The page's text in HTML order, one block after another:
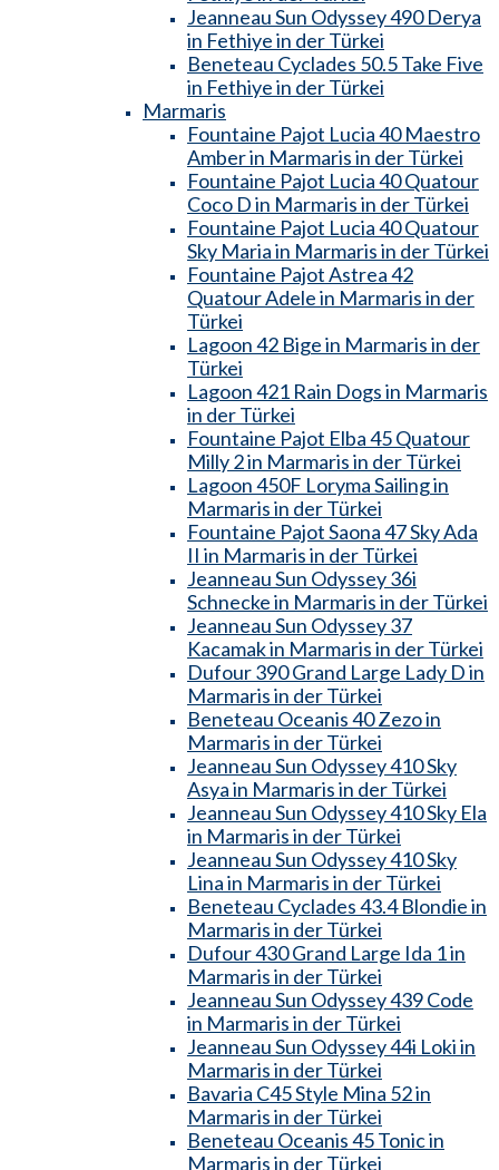
Jeanneau Sun Odyssey 490 Derya
in Fethiye in der Türkei
Beneteau Cyclades 50.5 Take Five
in Fethiye in der Türkei
Marmaris
Fountaine Pajot Lucia 40 Maestro
Amber in Marmaris in der Türkei
Fountaine Pajot Lucia 40 Quatour
Coco D in Marmaris in der Türkei
Fountaine Pajot Lucia 40 Quatour
Sky Maria in Marmaris in der Türkei
Fountaine Pajot Astrea 42
Quatour Adele in Marmaris in der
Türkei
Lagoon 42 Bige in Marmaris in der
Türkei
Lagoon 421 Rain Dogs in Marmaris
in der Türkei
Fountaine Pajot Elba 45 Quatour
Milly 2 in Marmaris in der Türkei
Lagoon 450F Loryma Sailing in
Marmaris in der Türkei
Fountaine Pajot Saona 47 Sky Ada
II in Marmaris in der Türkei
Jeanneau Sun Odyssey 36i
Schnecke in Marmaris in der Türkei
Jeanneau Sun Odyssey 37
Kacamak in Marmaris in der Türkei
Dufour 390 Grand Large Lady D in
Marmaris in der Türkei
Beneteau Oceanis 40 Zezo in
Marmaris in der Türkei
Jeanneau Sun Odyssey 410 Sky
Asya in Marmaris in der Türkei
Jeanneau Sun Odyssey 410 Sky Ela
in Marmaris in der Türkei
Jeanneau Sun Odyssey 410 Sky
Lina in Marmaris in der Türkei
Beneteau Cyclades 43.4 Blondie in
Marmaris in der Türkei
Dufour 430 Grand Large Ida 1 in
Marmaris in der Türkei
Jeanneau Sun Odyssey 439 Code
in Marmaris in der Türkei
Jeanneau Sun Odyssey 44i Loki in
Marmaris in der Türkei
Bavaria C45 Style Mina 52 in
Marmaris in der Türkei
Beneteau Oceanis 45 Tonic in
Marmaris in der Türkei